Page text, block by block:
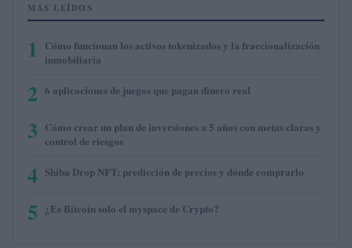
MÁS LEÍDOS
1
Cómo funcionan los activos tokenizados y la fraccionalización
inmobiliaria
2 6 aplicaciones de juegos que pagan dinero real
3 Cómo crear un plan de inversiones a 5 años con metas claras y
control de riesgos
4 Shiba Drop NFT: predicción de precios y dónde comprarlo
5 ¿Es Bitcoin solo el myspace de Crypto?